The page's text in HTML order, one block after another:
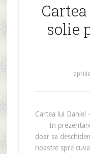
solie
Cartea lui Daniel
In prezentarea
doar sa
noastre spre